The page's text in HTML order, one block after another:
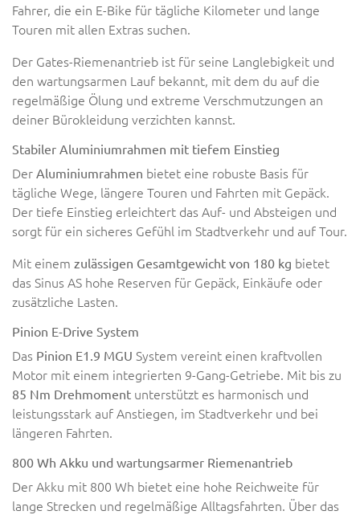
Fahrer, die ein E-Bike für tägliche Kilometer und lange
Touren mit allen Extras suchen.
Der Gates-Riemenantrieb ist für seine Langlebigkeit und
den wartungsarmen Lauf bekannt, mit dem du auf die
regelmäßige Ölung und extreme Verschmutzungen an
deiner Bürokleidung verzichten kannst.
Stabiler Aluminiumrahmen mit tiefem Einstieg
Der Aluminiumrahmen bietet eine robuste Basis für
tägliche Wege, längere Touren und Fahrten mit Gepäck.
Der tiefe Einstieg erleichtert das Auf- und Absteigen und
sorgt für ein sicheres Gefühl im Stadtverkehr und auf Tour.
Mit einem zulässigen Gesamtgewicht von 180 kg bietet
das Sinus AS hohe Reserven für Gepäck, Einkäufe oder
zusätzliche Lasten.
Pinion E-Drive System
Das Pinion E1.9 MGU System vereint einen kraftvollen
Motor mit einem integrierten 9-Gang-Getriebe. Mit bis zu
85 Nm Drehmoment unterstützt es harmonisch und
leistungsstark auf Anstiegen, im Stadtverkehr und bei
längeren Fahrten.
800 Wh Akku und wartungsarmer Riemenantrieb
Der Akku mit 800 Wh bietet eine hohe Reichweite für
lange Strecken und regelmäßige Alltagsfahrten. Über das